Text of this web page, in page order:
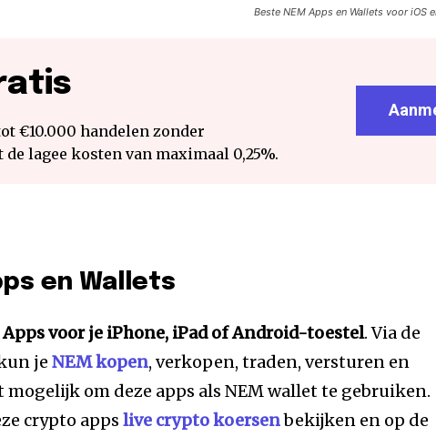
Beste NEM Apps en Wallets voor iOS
€10.000 handelen zonder
lagee kosten van maximaal 0,25%.
en Wallets
Apps voor je iPhone, iPad of Android-toestel. Via de
jeNEM kopen, verkopen, traden, versturen en
om deze apps als NEM wallet te gebruiken.
crypto appslive crypto koersenbekijken en op de